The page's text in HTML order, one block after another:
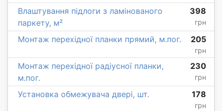
Влаштування підлоги з ламінованого
паркету, м²
398
грн
Монтаж перехідної планки прямий, м.пог. 205
грн
Монтаж перехідної радіусної планки,
м.пог.
230
грн
Установка обмежувача двері, шт. 178
грн